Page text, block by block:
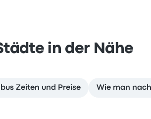
in der Nähe
Zeiten und Preise Wie man